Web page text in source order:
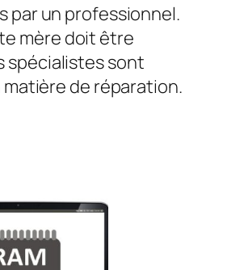
par un professionnel.
mère doit être
spécialistes sont
de réparation.